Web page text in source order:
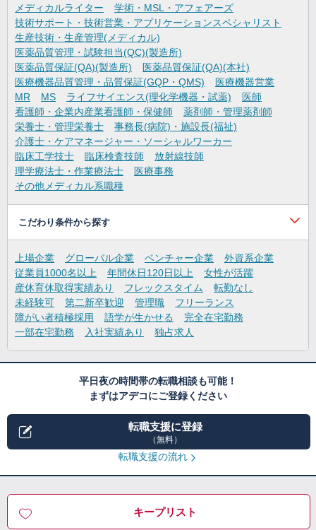
メディカルライター
学術・MSL・アフェアーズ
技術サポート・技術営業・アプリケーションスペシャリスト
生産技術・生産管理(メディカル)
医薬品質管理・試験担当(QC)(製造所)
医薬品質保証(QA)(製造所)
医薬品質保証(QA)(本社)
医療機器品質管理・品質保証(GQP・QMS)
医療機器営業
MR
MS ライフサイエンス(理化学機器・試薬)
医師
看護師・企業内産業看護師・保健師
薬剤師・管理薬剤師
栄養士・管理栄養士
事務長(病院)・施設長(福祉)
介護士・ケアマネージャー・ソーシャルワーカー
臨床工学技士
臨床検査技師
放射線技師
理学療法士・作業療法士
医療事務
その他メディカル系職種
こだわり条件から探す
上場企業 グローバル企業 ベンチャー企業
外資系企業
従業員1000名以上
年間休日120日以上
女性が活躍
産休育休取得実績あり
フレックスタイム
転勤なし
未経験可
第二新卒歓迎 管理職
フリーランス
障がい者積極採用
語学が生かせる
完全在宅勤務
一部在宅勤務
入社実績あり 独占求人
平日夜の時間帯の転職相談も可能！
まずはアデコにご登録ください
転職支援に登録
（無料）
転職支援の流れ
キープリスト